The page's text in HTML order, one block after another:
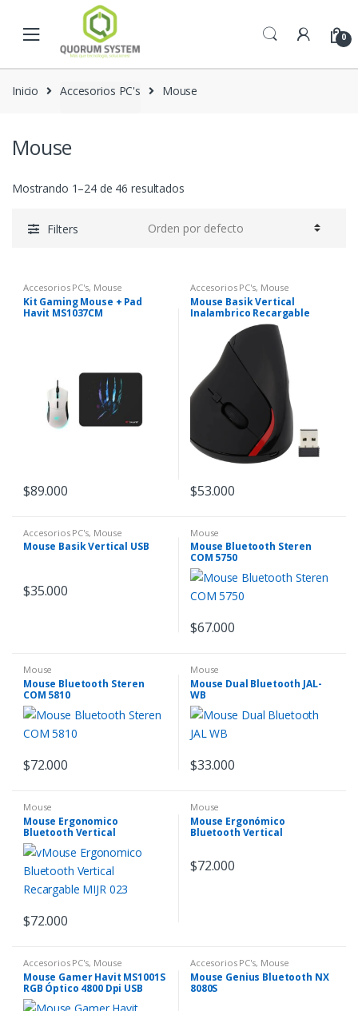
Skip to navigation
0
Inicio Accesorios PC's Mouse
Mouse
Mostrando 1–24 de 46 resultados
Filters
Accesorios PC's, Mouse
Kit Gaming Mouse + Pad
Havit MS1037CM
$89.000
Accesorios PC's, Mouse
Mouse Basik Vertical
Inalambrico Recargable
$53.000
Accesorios PC's, Mouse
Mouse Basik Vertical USB
$35.000
Mouse
Mouse Bluetooth Steren
COM 5750
$67.000
Mouse
Mouse Bluetooth Steren
COM 5810
$72.000
Mouse
Mouse Dual Bluetooth JAL-
WB
$33.000
Mouse
Mouse Ergonomico
Bluetooth Vertical
Recargable MIJR 023
$72.000
Mouse
Mouse Ergonómico
Bluetooth Vertical
$72.000
Accesorios PC's, Mouse
Mouse Gamer Havit MS1001S
RGB Óptico 4800 Dpi USB
Negro
Accesorios PC's, Mouse
Mouse Genius Bluetooth NX
8080S